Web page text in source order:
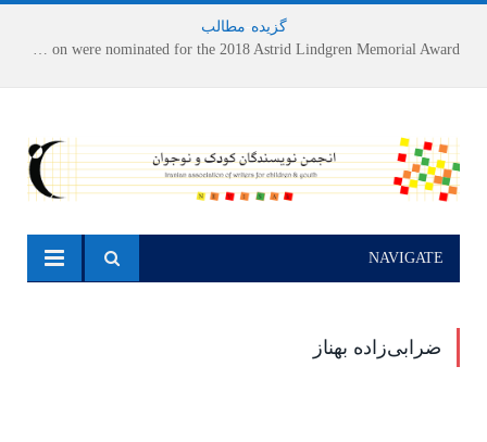
گزیده مطالب
NAVIGATE
ضرابی‌زاده بهناز